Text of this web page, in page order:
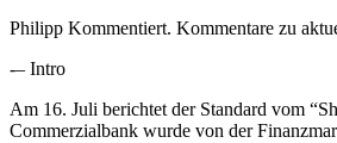
Philipp Kommentiert. Kommentare zu
-– Intro
Am 16. Juli berichtet der Standard vom
Commerzialbank wurde von der